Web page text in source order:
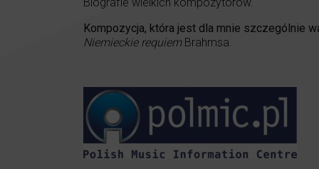
Biografie wielkich kompozytorów.
Kompozycja, która jest dla mnie szczególnie
Niemieckie requiemBrahmsa.